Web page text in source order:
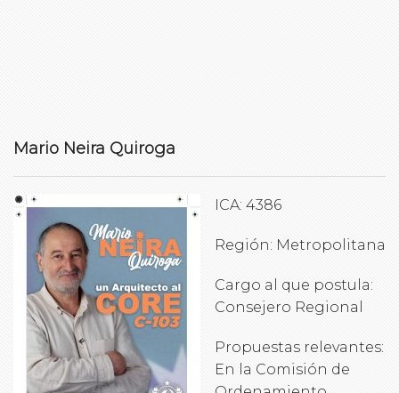
Mario Neira Quiroga
ICA: 4386
Región: Metropolitana
Cargo al que postula:
Consejero Regional
Propuestas relevantes:
En la Comisión de